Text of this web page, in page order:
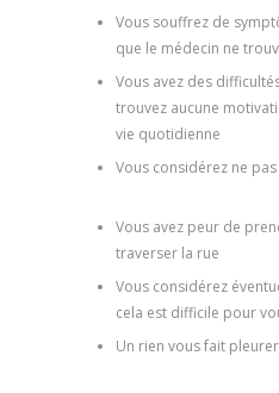
Vous souffrez de
que le médecin ne
Vous avez des
trouvez aucune
vie quotidienne
Vous considérez ne
Vous avez peur de
traverser la rue
Vous considérez
cela est difficile pour
Un rien vous fait